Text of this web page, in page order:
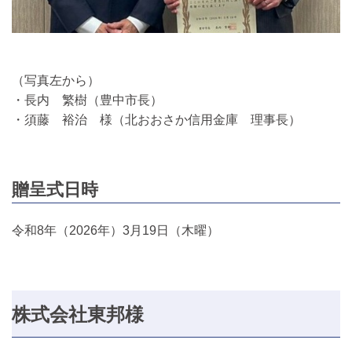
（写真左から）
・長内 繁樹（豊中市長）
・須藤 裕治 様（北おおさか信用金庫 理事長）
贈呈式日時
令和8年（2026年）3月19日（木曜）
株式会社東邦様